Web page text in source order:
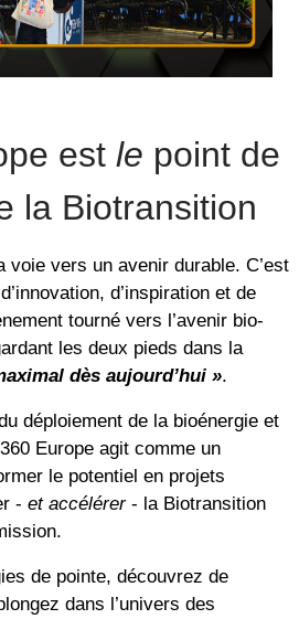
est le point de
la Biotransition
voie vers un avenir durable. C’est
d’inspiration et de
tourné vers l’avenir bio-
les deux pieds dans la
dès aujourd’hui ».
déploiement de la bioénergie et
Europe agit comme un
le potentiel en projets
- et accélérer- la Biotransition
de pointe, découvrez de
dans l’univers des